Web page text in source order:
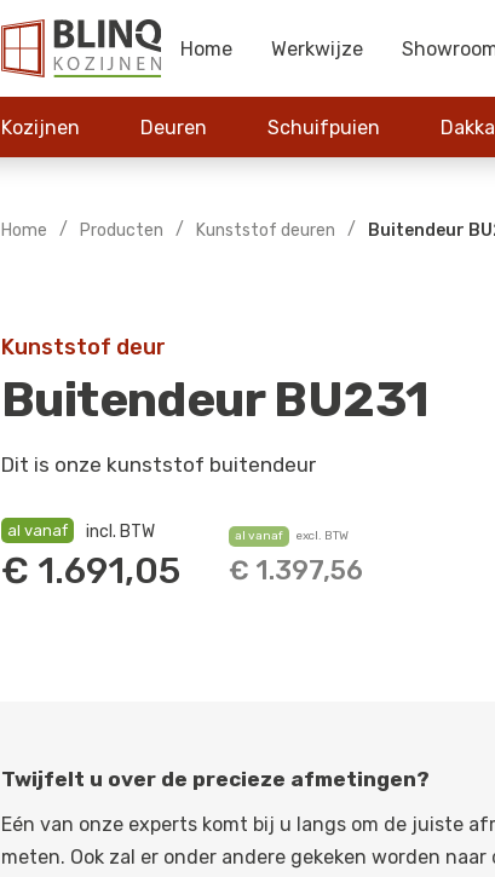
Home Werkwijze
Kozijnen Deuren Schuifpuien
Home / Producten / Kunststof deuren / Buitendeur
Kunststof deur
Buitendeur BU231
Dit is onze kunststof buitendeur
al vanaf incl. BTW
€ 1.691,05
al vanaf excl. BTW
€ 1.397,56
Twijfelt u over de precieze afmetingen?
Eén van onze experts komt bij u langs om de juiste
meten. Ook zal er onder andere gekeken worden